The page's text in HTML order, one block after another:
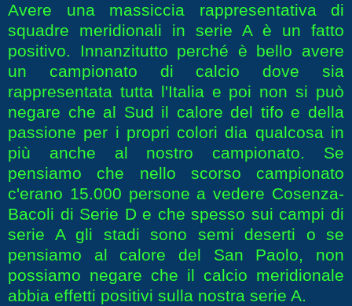
Avere una massiccia rappresentativa di
squadre meridionali in serie A è un fatto
positivo. Innanzitutto perché è bello avere
un campionato di calcio dove sia
rappresentata tutta l'Italia e poi non si può
negare che al Sud il calore del tifo e della
passione per i propri colori dia qualcosa in
più anche al nostro campionato. Se
pensiamo che nello scorso campionato
c'erano 15.000 persone a vedere Cosenza-
Bacoli di Serie D e che spesso sui campi di
serie A gli stadi sono semi deserti o se
pensiamo al calore del San Paolo, non
possiamo negare che il calcio meridionale
abbia effetti positivi sulla nostra serie A.